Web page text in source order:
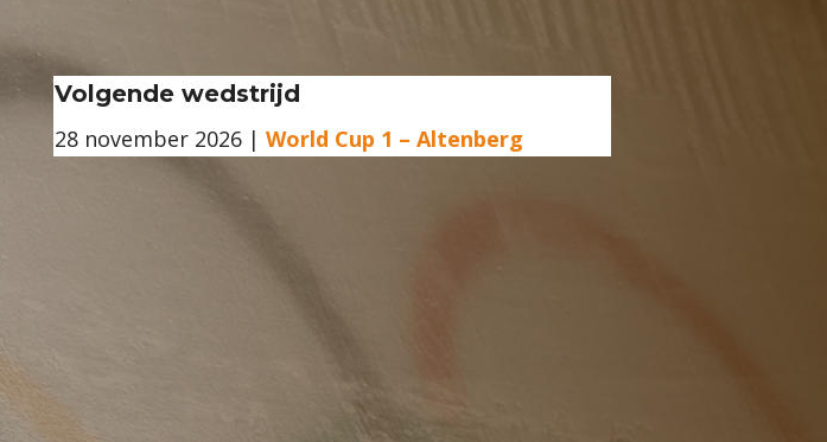
Volgende wedstrijd
28 november 2026 | World Cup 1 – Altenberg